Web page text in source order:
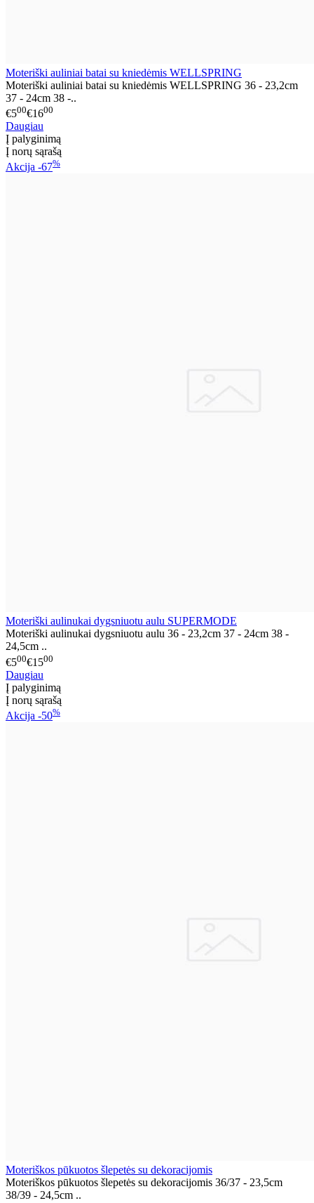
Moteriški auliniai batai su kniedėmis WELLSPRING
Moteriški auliniai batai su kniedėmis WELLSPRING 36 - 23,2cm
37 - 24cm 38 -..
€500€1600
Daugiau
Į palyginimą
Į norų sąrašą
Akcija -67%
Moteriški aulinukai dygsniuotu aulu SUPERMODE
Moteriški aulinukai dygsniuotu aulu 36 - 23,2cm 37 - 24cm 38 -
24,5cm ..
€500€1500
Daugiau
Į palyginimą
Į norų sąrašą
Akcija -50%
Moteriškos pūkuotos šlepetės su dekoracijomis
Moteriškos pūkuotos šlepetės su dekoracijomis 36/37 - 23,5cm
38/39 - 24,5cm ..